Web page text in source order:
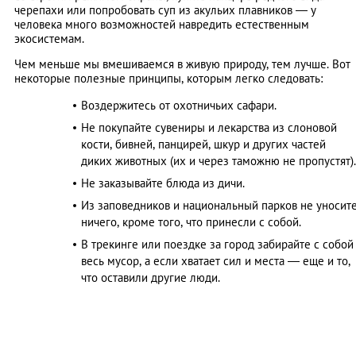
черепахи или попробовать суп из акульих плавников — у
человека много возможностей навредить естественным
экосистемам.
Чем меньше мы вмешиваемся в живую природу, тем лучше. Вот
некоторые полезные принципы, которым легко следовать:
Воздержитесь от охотничьих сафари.
Не покупайте сувениры и лекарства из слоновой
кости, бивней, панцирей, шкур и других частей
диких животных (их и через таможню не пропустят).
Не заказывайте блюда из дичи.
Из заповедников и национальный парков не
ничего, кроме того, что принесли с собой.
В трекинге или поездке за город забирайте с собой
весь мусор, а если хватает сил и места — еще и то,
что оставили другие люди.